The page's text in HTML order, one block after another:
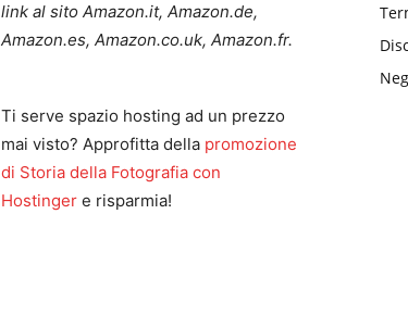
link al sito Amazon.it, Amazon.de,
Amazon.es, Amazon.co.uk, Amazon.fr.
Ti serve spazio hosting ad un prezzo
mai visto? Approfitta della promozione
di Storia della Fotografia con
Hostinger e risparmia!